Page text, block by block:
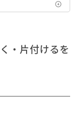
・片付けるを